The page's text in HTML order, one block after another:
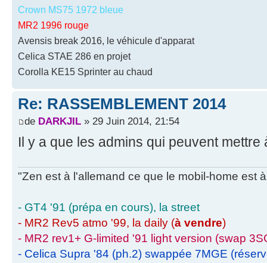
Crown MS75 1972 bleue
MR2 1996 rouge
Avensis break 2016, le véhicule d'apparat
Celica STAE 286 en projet
Corolla KE15 Sprinter au chaud
Re: RASSEMBLEMENT 2014
de DARKJIL » 29 Juin 2014, 21:54
Il y a que les admins qui peuvent mettre
"Zen est à l'allemand ce que le mobil-home est
- GT4 '91 (prépa en cours), la street
- MR2 Rev5 atmo '99, la daily (à vendre)
- MR2 rev1+ G-limited '91 light version (swap
- Celica Supra '84 (ph.2) swappée 7MGE